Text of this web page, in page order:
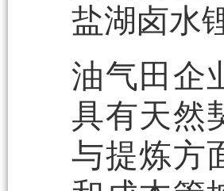
盐湖卤水
油气田企
具有天然
与提炼方